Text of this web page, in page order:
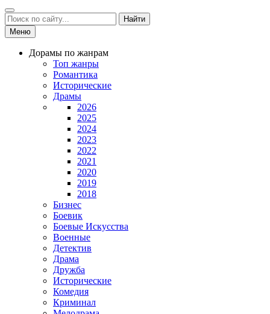
Найти
Меню
Дорамы по жанрам
Топ жанры
Романтика
Исторические
Драмы
2026
2025
2024
2023
2022
2021
2020
2019
2018
Бизнес
Боевик
Боевые Искусства
Военные
Детектив
Драма
Дружба
Исторические
Комедия
Криминал